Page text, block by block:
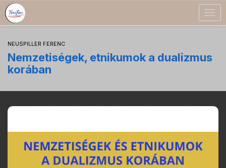
NEUSPILLER FERENC
Nemzetiségek, etnikumok a dualizmus
korában